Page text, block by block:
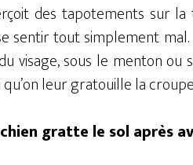
des tapotements sur la
sentir tout simplement
visage, sous le menton
qu’on leur gratouille la
gratte le sol après